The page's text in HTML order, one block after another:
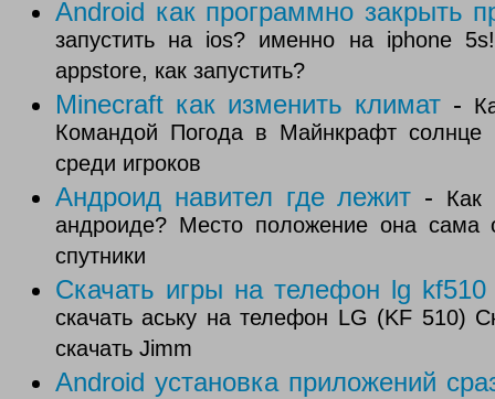
Android как программно закрыть
запустить на ios? именно на iphone
appstore, как запустить?
Minecraft как изменить климат -
Командой Погода в Майнкрафт
среди игроков
Андроид навител где лежит - Как
андроиде? Место положение она сама
спутники
Скачать игры на телефон lg kf510
скачать аську на телефон LG (KF 510)
скачать Jimm
Android установка приложений